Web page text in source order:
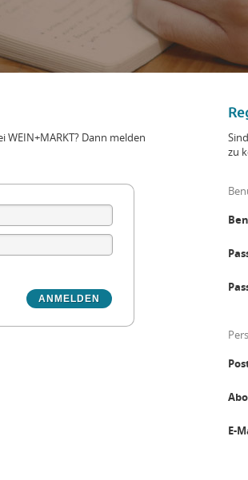
WEIN+MARKT? Dann melden
zu
E-